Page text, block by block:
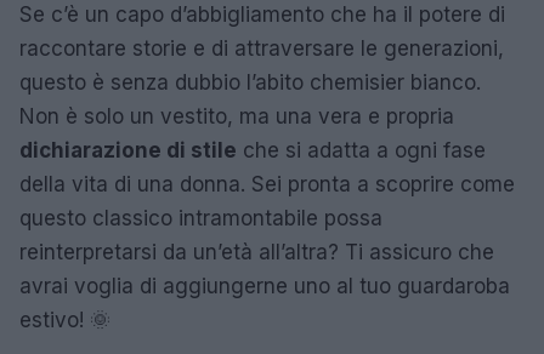
Se c’è un capo d’abbigliamento che ha il potere di
raccontare storie e di attraversare le generazioni,
questo è senza dubbio l’abito chemisier bianco.
Non è solo un vestito, ma una vera e propria
dichiarazione di stile che si adatta a ogni fase
della vita di una donna. Sei pronta a scoprire come
questo classico intramontabile possa
reinterpretarsi da un’età all’altra? Ti assicuro che
avrai voglia di aggiungerne uno al tuo guardaroba
estivo! 🌞